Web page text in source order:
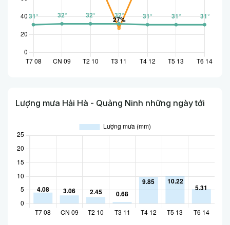
Lượng mưa Hải Hà - Quảng Ninh những ngày tới